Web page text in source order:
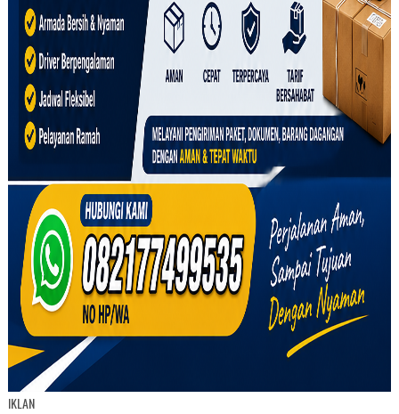
IKLAN